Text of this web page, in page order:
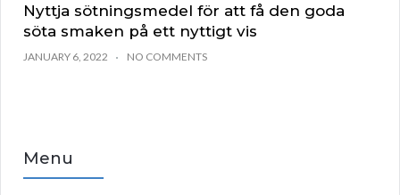
Nyttja sötningsmedel för att få den goda
söta smaken på ett nyttigt vis
JANUARY 6, 2022 NO COMMENTS
Menu